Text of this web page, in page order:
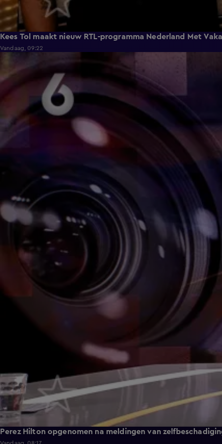
Kees Tol maakt nieuw RTL-programma Nederland Met
Vandaag, 09:22
Perez Hilton opgenomen na meldingen van